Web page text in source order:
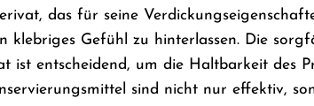
das für seine
Gefühl zu hinterlassen. Die
entscheidend, um die Haltbarkeit des
sind nicht nur effektiv,